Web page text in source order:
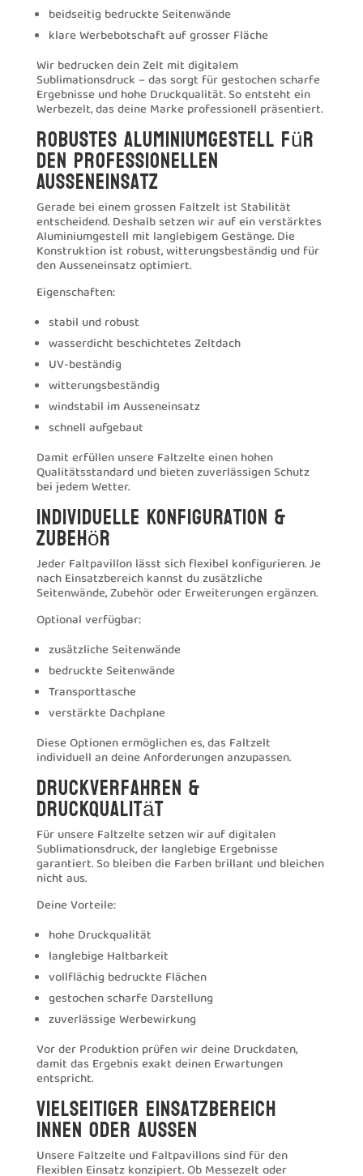
beidseitig bedruckte Seitenwände
klare Werbebotschaft auf grosser Fläche
Wir bedrucken dein Zelt mit digitalem
Sublimationsdruck – das sorgt für gestochen scharfe
Ergebnisse und hohe Druckqualität. So entsteht ein
Werbezelt, das deine Marke professionell präsentiert.
Robustes Aluminiumgestell für
den professionellen
Ausseneinsatz
Gerade bei einem grossen Faltzelt ist Stabilität
entscheidend. Deshalb setzen wir auf ein verstärktes
Aluminiumgestell mit langlebigem Gestänge. Die
Konstruktion ist robust, witterungsbeständig und für
den Ausseneinsatz optimiert.
Eigenschaften:
stabil und robust
wasserdicht beschichtetes Zeltdach
UV-beständig
witterungsbeständig
windstabil im Ausseneinsatz
schnell aufgebaut
Damit erfüllen unsere Faltzelte einen hohen
Qualitätsstandard und bieten zuverlässigen Schutz
bei jedem Wetter.
Individuelle Konfiguration &
Zubehör
Jeder Faltpavillon lässt sich flexibel konfigurieren. Je
nach Einsatzbereich kannst du zusätzliche
Seitenwände, Zubehör oder Erweiterungen ergänzen.
Optional verfügbar:
zusätzliche Seitenwände
bedruckte Seitenwände
Transporttasche
verstärkte Dachplane
Diese Optionen ermöglichen es, das Faltzelt
individuell an deine Anforderungen anzupassen.
Druckverfahren &
Druckqualität
Für unsere Faltzelte setzen wir auf digitalen
Sublimationsdruck, der langlebige Ergebnisse
garantiert. So bleiben die Farben brillant und bleichen
nicht aus.
Deine Vorteile:
hohe Druckqualität
langlebige Haltbarkeit
vollflächig bedruckte Flächen
gestochen scharfe Darstellung
zuverlässige Werbewirkung
Vor der Produktion prüfen wir deine Druckdaten,
damit das Ergebnis exakt deinen Erwartungen
entspricht.
Vielseitiger Einsatzbereich
innen oder aussen
Unsere Faltzelte und Faltpavillons sind für den
flexiblen Einsatz konzipiert. Ob Messezelt oder